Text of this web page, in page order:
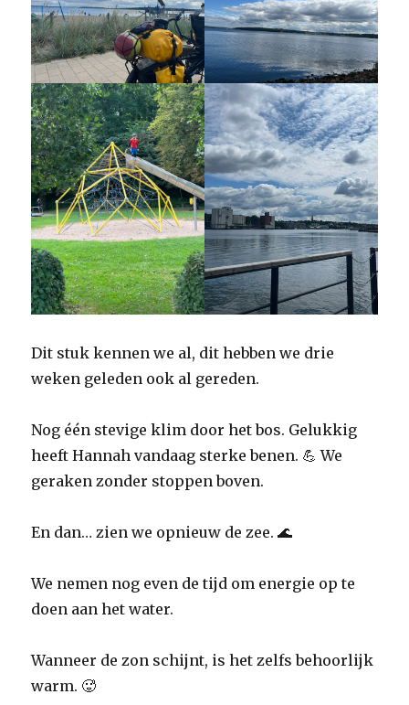
Dit stuk kennen we al, dit hebben we drie
weken geleden ook al gereden.
Nog één stevige klim door het bos. Gelukkig
heeft Hannah vandaag sterke benen. 💪 We
geraken zonder stoppen boven.
En dan… zien we opnieuw de zee. 🌊
We nemen nog even de tijd om energie op te
doen aan het water.
Wanneer de zon schijnt, is het zelfs behoorlijk
warm. 🥵